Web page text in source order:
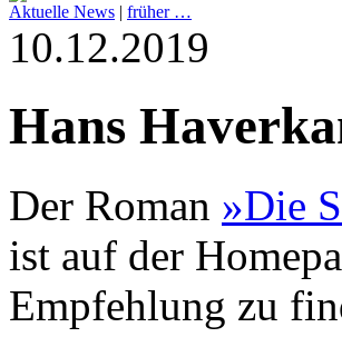
Aktuelle News | früher …
10.12.2019
Hans
Der Roman »Die
ist auf der
Empfehlung zu